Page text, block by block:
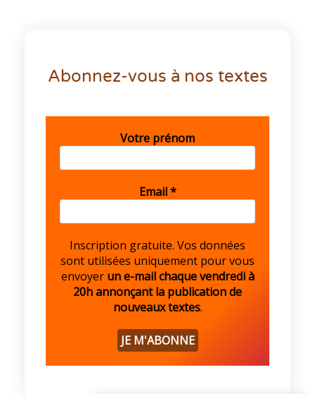
Abonnez-vous à nos textes
Votre prénom
Email*
Inscription gratuite. Vos données
sont utilisées uniquement pour vous
envoyer un e-mail chaque vendredi à
20h annonçant la publication de
nouveaux textes.